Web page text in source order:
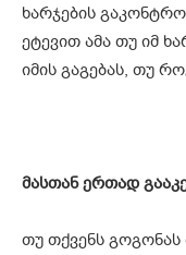
ხარჯების
ეტევით ამა თუ იმ
იმის გაგებას, თუ
მასთან ერთად
თუ თქვენს